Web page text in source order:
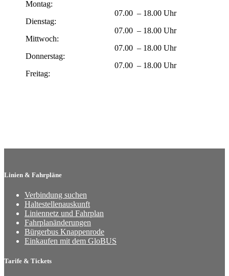
Montag:
Dienstag:
Mittwoch:
Donnerstag:
Freitag:
07.00 – 18.00 Uhr
07.00 – 18.00 Uhr
07.00 – 18.00 Uhr
07.00 – 18.00 Uhr
Linien & Fahrpläne
Verbindung suchen
Haltestellenauskunft
Liniennetz und Fahrplan
Fahrplanänderungen
Bürgerbus Knappenrode
Einkaufen mit dem GloBUS
Tarife & Tickets